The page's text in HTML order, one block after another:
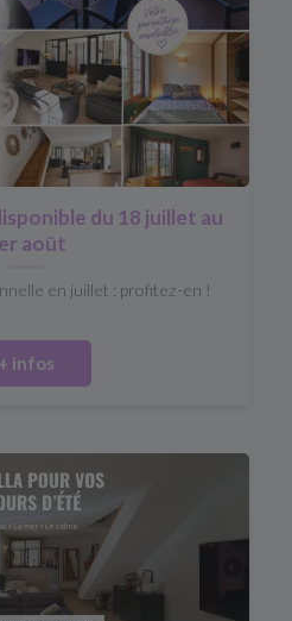
du 18 juillet au
août
en juillet : profitez-en !
+ infos